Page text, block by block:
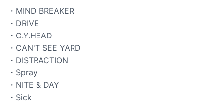
・MIND BREAKER
・DRIVE
・C.Y.HEAD
・CAN'T SEE YARD
・DISTRACTION
・Spray
・NITE & DAY
・Sick